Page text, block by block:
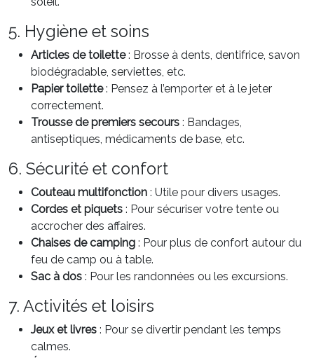
5. Hygiène et soins
Articles de toilette: Brosse à dents, dentifrice, savon
biodégradable, serviettes, etc.
Papier toilette: Pensez à l’emporter et à le jeter
correctement.
Trousse de premiers secours : Bandages,
antiseptiques, médicaments de base, etc.
6. Sécurité et confort
Couteau multifonction : Utile pour divers usages.
Cordes et piquets : Pour sécuriser votre tente ou
accrocher des affaires.
Chaises de camping : Pour plus de confort autour du
feu de camp ou à table.
Sac à dos : Pour les randonnées ou les excursions.
7. Activités et loisirs
Jeux et livres : Pour se divertir pendant les temps
calmes.